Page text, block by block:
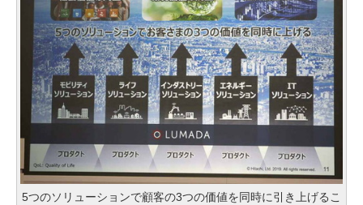
5つのソリューションで顧客の3つの価値を同時に引き上げるこ